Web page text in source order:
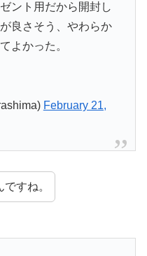
ント用だから開封し
良さそう、やわらか
よかった。
February 21,
すね。